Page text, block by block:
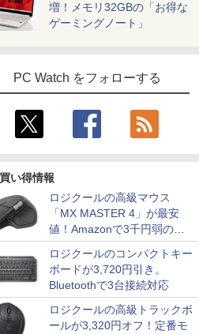
増！メモリ32GBの「お得な
ゲーミングノート」
PC Watch をフォローする
い得情報
ロジクールの高級マウス
「MX MASTER 4」が最安
値！Amazonで3千円弱の割
引
ロジクールのコンパクトキー
ボードが3,720円引き。
Bluetoothで3台接続対応
ロジクールの高級トラックボ
ールが3,320円オフ！定番モ